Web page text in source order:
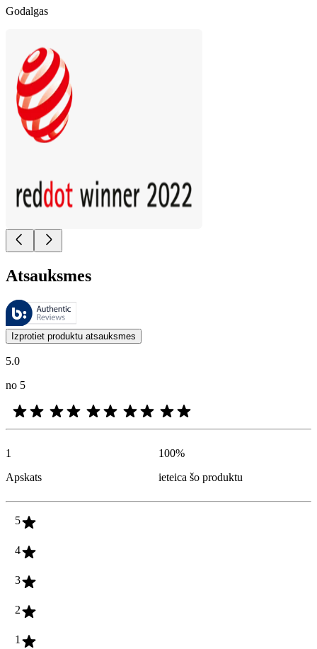
Godalgas
Atsauksmes
Šīs atsauksmes pārvalda Bazaarvoice, un tās atbilst Bazaarvoice
Klientu viedokļi produktu un zvaigžņu vērtējumu veidā ir noderīgi
Izprotiet produktu atsauksmes
5.0
no 5
1
Apskats
100%
ieteica šo produktu
5
4
3
2
1